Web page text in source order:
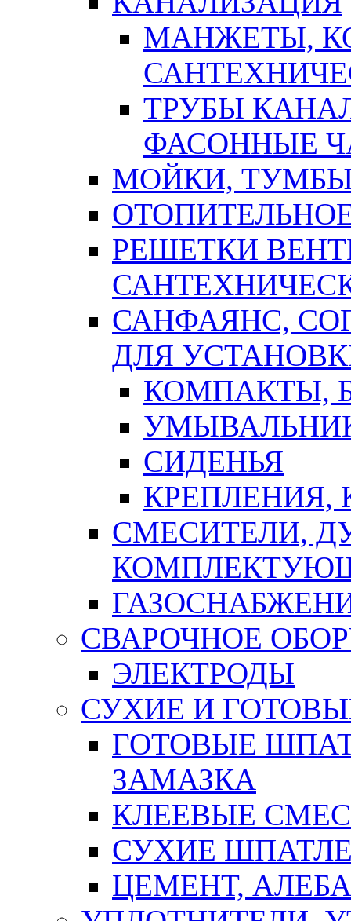
МАНЖЕТЫ,
ТРУБЫ
ФАСОННЫЕ
МОЙКИ,
РЕШЕТКИ
САНФАЯНС,
ДЛЯ
КОМПАКТЫ,
СИДЕНЬЯ
СМЕСИТЕЛИ,
СВАРОЧНОЕ
ЭЛЕКТРОДЫ
СУХИЕ И
ГОТОВЫЕ
ЗАМАЗКА
КЛЕЕВЫЕ
СУХИЕ
ЦЕМЕНТ,